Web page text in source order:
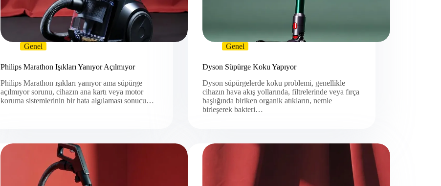
Genel
Philips Marathon Işıkları Yanıyor Açılmıyor
Philips Marathon ışıkları yanıyor ama süpürge
açılmıyor sorunu, cihazın ana kartı veya motor
koruma sistemlerinin bir hata algılaması sonucu…
Genel
Dyson Süpürge Koku Yapıyor
Dyson süpürgelerde koku problemi, genellikle
cihazın hava akış yollarında, filtrelerinde veya fırça
başlığında biriken organik atıkların, nemle
birleşerek bakteri…